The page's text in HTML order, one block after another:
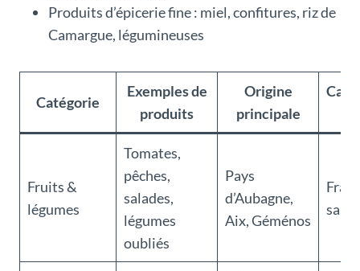
Produits d’épicerie fine : miel, confitures, riz de
Camargue, légumineuses
Catégorie
Exemples de
produits
Origine
principale
Fruits &
légumes
Tomates,
pêches,
salades,
légumes
oubliés
Pays
d’Aubagne,
Aix, Géménos